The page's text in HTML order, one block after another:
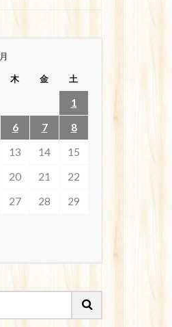
木 金 土
1
6 7
8
13 14
15
20 21
22
27 28
29